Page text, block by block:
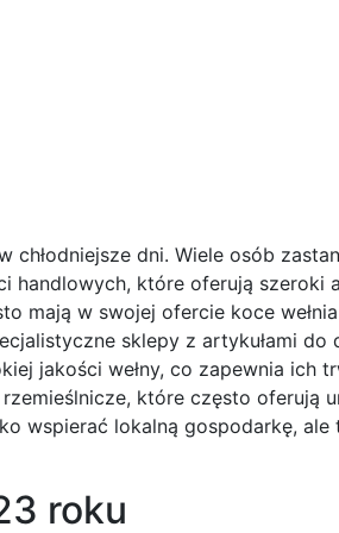
chłodniejsze dni. Wiele osób
handlowych, które oferują szeroki
mają w swojej ofercie koce
sklepy z artykułami do
jakości wełny, co zapewnia ich
które często oferują
wspierać lokalną gospodarkę, ale
roku